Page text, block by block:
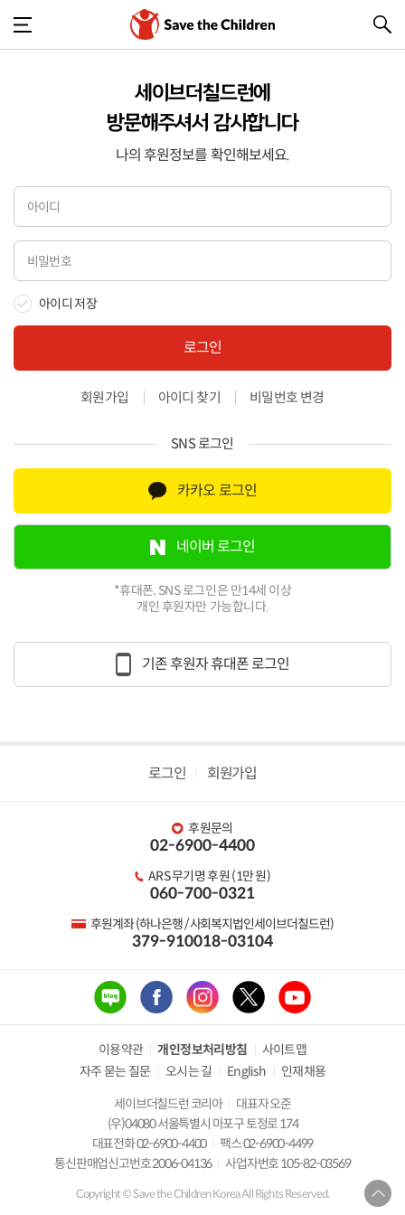
세이브더칠드런에
방문해주셔서 감사합니다
나의 후원정보를 확인해보세요.
아이디 저장
로그인
회원가입 아이디 찾기 비밀번호 변경
SNS 로그인
카카오 로그인
네이버 로그인
*휴대폰, SNS 로그인은 만14세 이상
개인 후원자만 가능합니다.
기존 후원자 휴대폰 로그인
로그인 회원가입
후원문의
02-6900-4400
ARS 무기명 후원 (1만 원)
060-700-0321
후원계좌 (하나은행 / 사회복지법인세이브더칠드런)
379-910018-03104
이용약관 개인정보처리방침
사이트맵
자주 묻는 질문
오시는 길 English
인재채용
세이브더칠드런 코리아
대표자 오준
(우)04080 서울특별시 마포구 토정로 174
대표전화 02-6900-4400
팩스 02-6900-4499
통신판매업신고번호 2006-04136
사업자번호 105-82-03569
Copyright © Save the Children Korea All Rights Reserved.